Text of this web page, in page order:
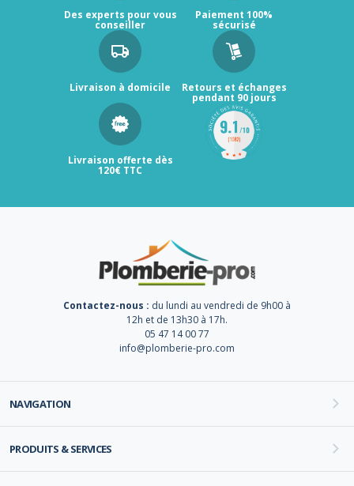
Des experts pour vous
conseiller
Paiement 100%
sécurisé
Livraison à domicile Retours et échanges
pendant 90 jours
Livraison offerte dès
120€ TTC
Contactez-nous : du lundi au vendredi de 9h00 à
12h et de 13h30 à 17h.
05 47 14 00 77
info@plomberie-pro.com
NAVIGATION
PRODUITS & SERVICES